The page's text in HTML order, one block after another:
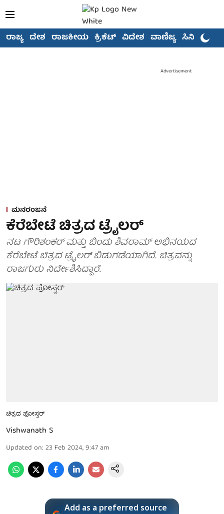
ರಾಜ್ಯ ದೇಶ ರಾಜಕೀಯ ಕ್ರಿಕೆಟ್ ವಿದೇಶ ವಾಣಿಜ್ಯ ಸಿನಿಮಾ
Advertisement
ಮನರಂಜನೆ
ಕೆರೆಬೇಟೆ ಚಿತ್ರದ ಟ್ರೈಲರ್
ನಟ ಗೌರಿಶಂಕರ್ ಮತ್ತು ಬಿಂದು ಶಿವರಾಮ್ ಅಭಿನಯದ
ಕೆರೆಬೇಟೆ ಚಿತ್ರದ ಟ್ರೈಲರ್ ಬಿಡುಗಡೆಯಾಗಿದೆ. ಚಿತ್ರವನ್ನು
ರಾಜಗುರು ನಿರ್ದೇಶಿಸಿದ್ದಾರೆ.
ಚಿತ್ರದ ಪೋಸ್ಟರ್
Vishwanath S
Updated on: 23 Feb 2024, 9:47 am
Add as a preferred source